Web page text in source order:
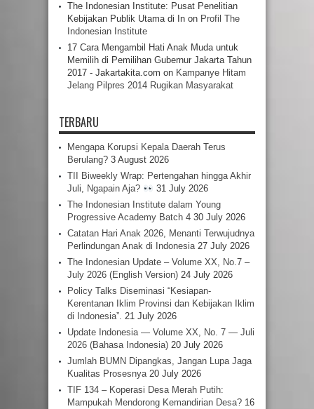
The Indonesian Institute: Pusat Penelitian
Kebijakan Publik Utama di In on Profil The
Indonesian Institute
17 Cara Mengambil Hati Anak Muda untuk
Memilih di Pemilihan Gubernur Jakarta Tahun
2017 - Jakartakita.com on Kampanye Hitam
Jelang Pilpres 2014 Rugikan Masyarakat
TERBARU
Mengapa Korupsi Kepala Daerah Terus
Berulang? 3 August 2026
TII Biweekly Wrap: Pertengahan hingga Akhir
Juli, Ngapain Aja?
31 July 2026
The Indonesian Institute dalam Young
Progressive Academy Batch 4 30 July 2026
Catatan Hari Anak 2026, Menanti Terwujudnya
Perlindungan Anak di Indonesia 27 July 2026
The Indonesian Update – Volume XX, No.7 –
July 2026 (English Version) 24 July 2026
Policy Talks Diseminasi “Kesiapan-
Kerentanan Iklim Provinsi dan Kebijakan Iklim
di Indonesia”. 21 July 2026
Update Indonesia — Volume XX, No. 7 — Juli
2026 (Bahasa Indonesia) 20 July 2026
Jumlah BUMN Dipangkas, Jangan Lupa Jaga
Kualitas Prosesnya 20 July 2026
TIF 134 – Koperasi Desa Merah Putih:
Mampukah Mendorong Kemandirian Desa? 16